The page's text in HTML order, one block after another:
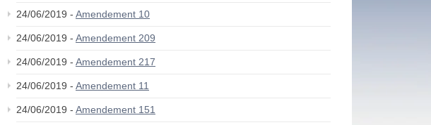
24/06/2019 - Amendement 10
24/06/2019 - Amendement 209
24/06/2019 - Amendement 217
24/06/2019 - Amendement 11
24/06/2019 - Amendement 151